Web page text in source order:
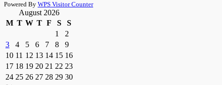
Powered By WPS Visitor Counter
August 2026
M T W T F S
S
1
2
3
4 5 6 7 8
9
10 11 12 13 14 15 16
17 18 19 20 21 22 23
24 25 26 27 28 29 30